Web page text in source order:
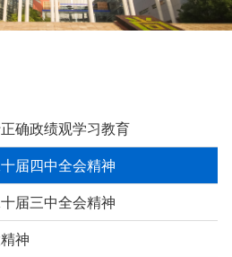
确政绩观学习教育
届四中全会精神
届三中全会精神
神